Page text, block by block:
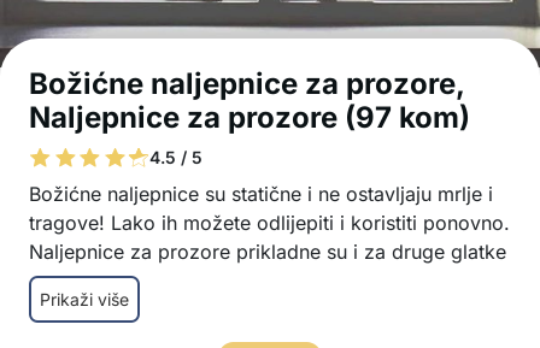
Božićne naljepnice za prozore,
Naljepnice za prozore (97 kom)
4.5 / 5
Božićne naljepnice su statične i ne ostavljaju mrlje i
tragove! Lako ih možete odlijepiti i koristiti ponovno.
Naljepnice za prozore prikladne su i za druge glatke
površine poput namještaja, pločica, ogledala i sl.
Božićni ukras je odlična ideja za zabavno obiteljsko
Prikaži više